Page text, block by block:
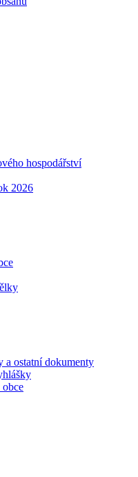
hospodářství
2026
a ostatní dokumenty